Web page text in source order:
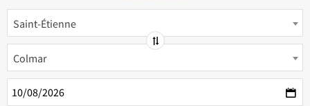
Saint-Étienne
Colmar